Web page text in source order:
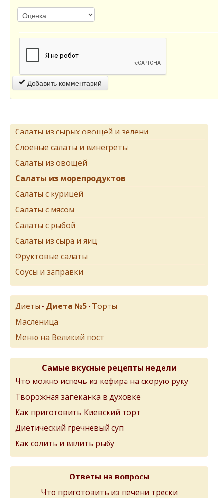
Добавить комментарий
Салаты из сырых овощей и зелени
Слоеные салаты и винегреты
Салаты из овощей
Салаты из морепродуктов
Салаты с курицей
Салаты с мясом
Салаты с рыбой
Салаты из сыра и яиц
Фруктовые салаты
Соусы и заправки
Диеты • Диета №5 • Торты
Масленица
Меню на Великий пост
Самые вкусные рецепты недели
Что можно испечь из кефира на скорую руку
Творожная запеканка в духовке
Как приготовить Киевский торт
Диетический гречневый суп
Как солить и вялить рыбу
Ответы на вопросы
Что приготовить из печени трески